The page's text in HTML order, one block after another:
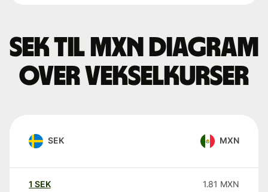
SEK til MXN Diagram
over vekselkurser
SEK MXN
1 SEK 1.81 MXN